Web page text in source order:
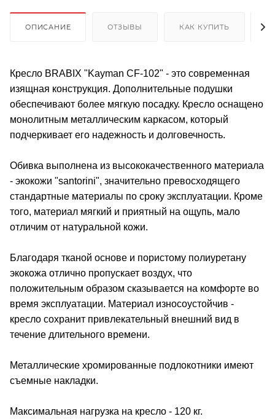
ОПИСАНИЕ ОТЗЫВЫ КАК КУПИТЬ
Кресло BRABIX "Kayman CF-102" - это современная
изящная конструкция. Дополнительные подушки
обеспечивают более мягкую посадку. Кресло оснащено
монолитным металлическим каркасом, который
подчеркивает его надежность и долговечность.
Обивка выполнена из высококачественного материала
- экокожи "santorini", значительно превосходящего
стандартные материалы по сроку эксплуатации. Кроме
того, материал мягкий и приятный на ощупь, мало
отличим от натуральной кожи.
Благодаря тканой основе и пористому полиуретану
экокожа отлично пропускает воздух, что
положительным образом сказывается на комфорте во
время эксплуатации. Материал износоустойчив -
кресло сохранит привлекательный внешний вид в
течение длительного времени.
Металлические хромированные подлокотники имеют
съемные накладки.
Максимальная нагрузка на кресло - 120 кг.